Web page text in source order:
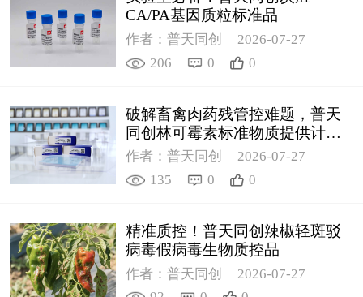
CA/PA基因质粒标准品
作者：普天同创
2026-07-27
206
0 0
破解畜禽肉药残管控难题，普天
同创林可霉素标准物质提供计量
支撑
作者：普天同创
2026-07-27
135
0 0
精准质控！普天同创辣椒轻斑驳
病毒假病毒生物质控品
作者：普天同创
2026-07-27